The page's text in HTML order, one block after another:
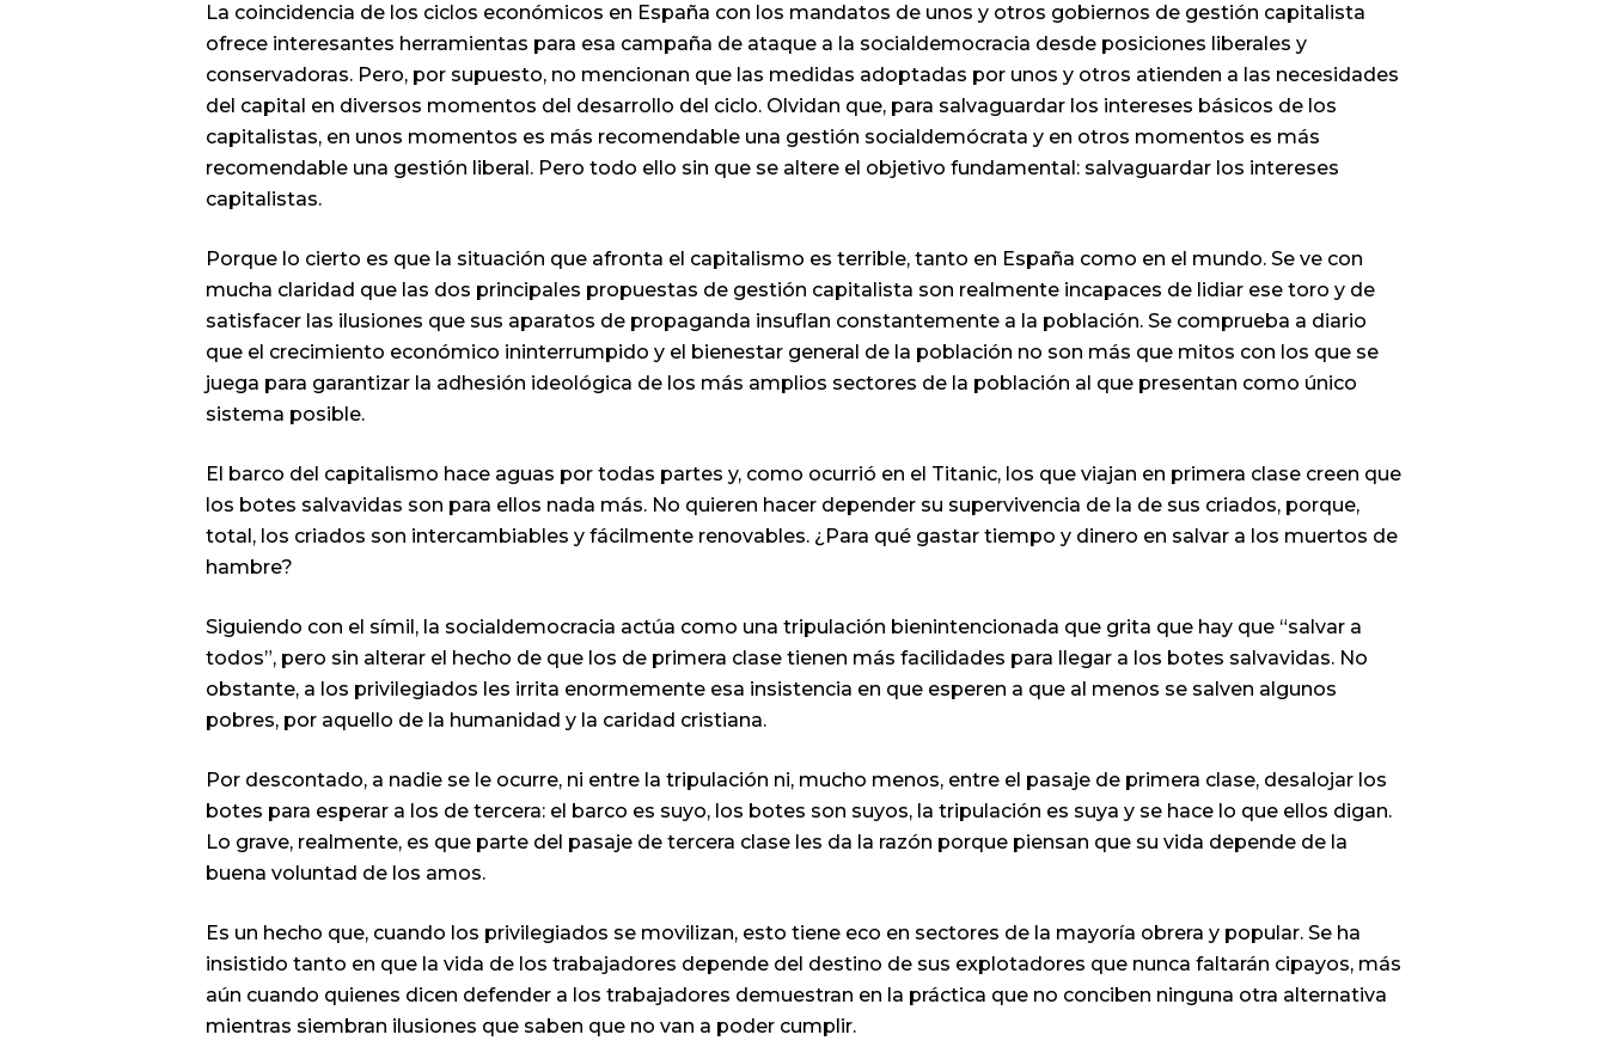
La coincidencia de los ciclos económicos en España con los mandatos de unos y otros gobiernos de gestión capitalista
ofrece interesantes herramientas para esa campaña de ataque a la socialdemocracia desde posiciones liberales y
conservadoras. Pero, por supuesto, no mencionan que las medidas adoptadas por unos y otros atienden a las necesidades
del capital en diversos momentos del desarrollo del ciclo. Olvidan que, para salvaguardar los intereses básicos de los
capitalistas, en unos momentos es más recomendable una gestión socialdemócrata y en otros momentos es más
recomendable una gestión liberal. Pero todo ello sin que se altere el objetivo fundamental: salvaguardar los intereses
capitalistas.
Porque lo cierto es que la situación que afronta el capitalismo es terrible, tanto en España como en el mundo. Se ve con
mucha claridad que las dos principales propuestas de gestión capitalista son realmente incapaces de lidiar ese toro y de
satisfacer las ilusiones que sus aparatos de propaganda insuflan constantemente a la población. Se comprueba a diario
que el crecimiento económico ininterrumpido y el bienestar general de la población no son más que mitos con los que se
juega para garantizar la adhesión ideológica de los más amplios sectores de la población al que presentan como único
sistema posible.
El barco del capitalismo hace aguas por todas partes y, como ocurrió en el Titanic, los que viajan en primera clase creen que
los botes salvavidas son para ellos nada más. No quieren hacer depender su supervivencia de la de sus criados, porque,
total, los criados son intercambiables y fácilmente renovables. ¿Para qué gastar tiempo y dinero en salvar a los muertos de
hambre?
Siguiendo con el símil, la socialdemocracia actúa como una tripulación bienintencionada que grita que hay que “salvar a
todos”, pero sin alterar el hecho de que los de primera clase tienen más facilidades para llegar a los botes salvavidas. No
obstante, a los privilegiados les irrita enormemente esa insistencia en que esperen a que al menos se salven algunos
pobres, por aquello de la humanidad y la caridad cristiana.
Por descontado, a nadie se le ocurre, ni entre la tripulación ni, mucho menos, entre el pasaje de primera clase, desalojar los
botes para esperar a los de tercera: el barco es suyo, los botes son suyos, la tripulación es suya y se hace lo que ellos digan.
Lo grave, realmente, es que parte del pasaje de tercera clase les da la razón porque piensan que su vida depende de la
buena voluntad de los amos.
Es un hecho que, cuando los privilegiados se movilizan, esto tiene eco en sectores de la mayoría obrera y popular. Se ha
insistido tanto en que la vida de los trabajadores depende del destino de sus explotadores que nunca faltarán cipayos, más
aún cuando quienes dicen defender a los trabajadores demuestran en la práctica que no conciben ninguna otra alternativa
mientras siembran ilusiones que saben que no van a poder cumplir.